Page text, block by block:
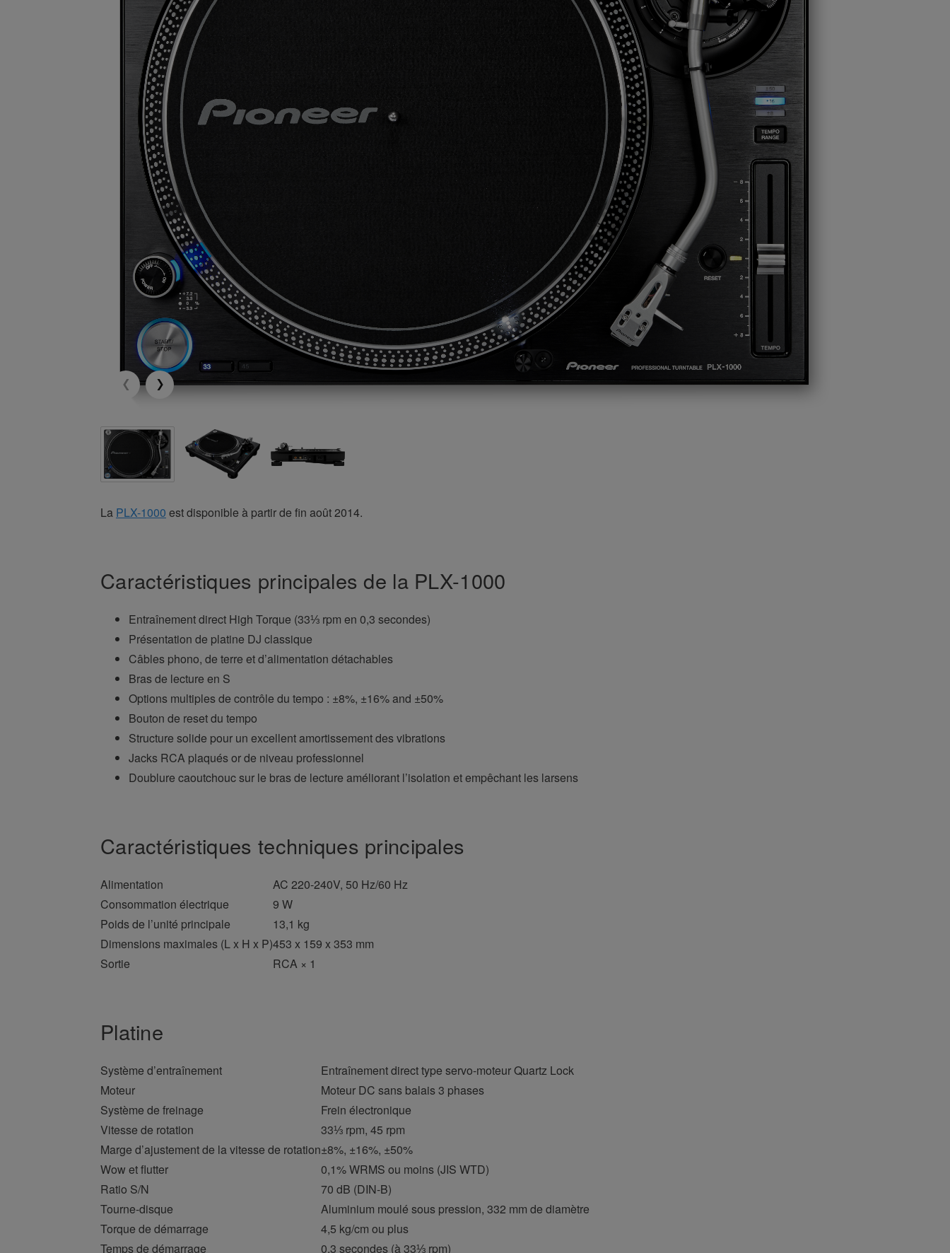
La PLX-1000 est disponible à partir de fin août 2014.
Caractéristiques principales de la PLX-1000
Entraînement direct High Torque (33⅓ rpm en 0,3 secondes)
Présentation de platine DJ classique
Câbles phono, de terre et d’alimentation détachables
Bras de lecture en S
Options multiples de contrôle du tempo : ±8%, ±16% and ±50%
Bouton de reset du tempo
Structure solide pour un excellent amortissement des vibrations
Jacks RCA plaqués or de niveau professionnel
Doublure caoutchouc sur le bras de lecture améliorant l’isolation et empêchant les larsens
Caractéristiques techniques principales
Alimentation
AC 220-240V, 50 Hz/60 Hz
Consommation électrique
9 W
Poids de l’unité principale
13,1 kg
Dimensions maximales (L x H x P)453 x 159 x 353 mm
Sortie
RCA × 1
Platine
Système d’entraînement
Entraînement direct type servo-moteur Quartz Lock
Moteur
Moteur DC sans balais 3 phases
Système de freinage
Frein électronique
Vitesse de rotation
33⅓ rpm, 45 rpm
Marge d’ajustement de la vitesse de rotation±8%, ±16%, ±50%
Wow et flutter
0,1% WRMS ou moins (JIS WTD)
Ratio S/N
70 dB (DIN-B)
Tourne-disque
Aluminium moulé sous pression, 332 mm de diamètre
Torque de démarrage
4,5 kg/cm ou plus
Temps de démarrage
0,3 secondes (à 33⅓ rpm)